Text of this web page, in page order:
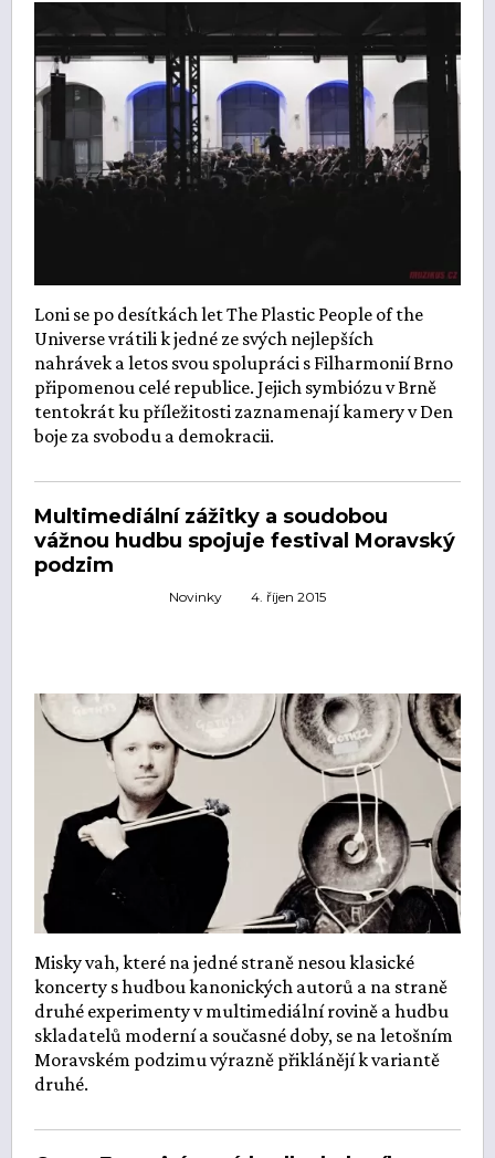
Loni se po desítkách let The Plastic People of the
Universe vrátili k jedné ze svých nejlepších
nahrávek a letos svou spolupráci s Filharmonií Brno
připomenou celé republice. Jejich symbiózu v Brně
tentokrát ku příležitosti zaznamenají kamery v Den
boje za svobodu a demokracii.
Multimediální zážitky a soudobou
vážnou hudbu spojuje festival Moravský
podzim
Novinky 4. říjen 2015
Misky vah, které na jedné straně nesou klasické
koncerty s hudbou kanonických autorů a na straně
druhé experimenty v multimediální rovině a hudbu
skladatelů moderní a současné doby, se na letošním
Moravském podzimu výrazně přiklánějí k variantě
druhé.